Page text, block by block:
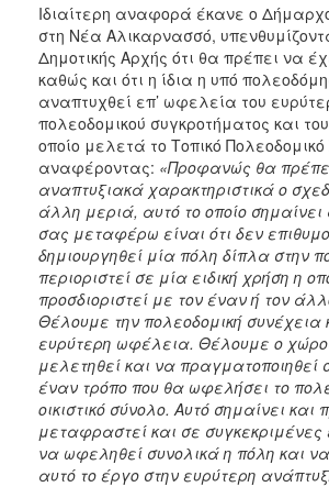
Ιδιαίτερη αναφορά έκανε ο
στη Νέα Αλικαρνασσό,
Δημοτικής Αρχής ότι θα πρέπει να
καθώς και ότι η ίδια η υπό
αναπτυχθεί επ’ ωφελεία του
πολεοδομικού συγκροτήματος και
οποίο μελετά το Τοπικό Πολεοδομικό
αναφέροντας: «Προφανώς θα
αναπτυξιακά χαρακτηριστικά ο
άλλη μεριά, αυτό το οποίο σημαίνει
σας μεταφέρω είναι ότι δεν
δημιουργηθεί μία πόλη δίπλα στην
περιοριστεί σε μία ειδική χρήση η
προσδιοριστεί με τον έναν ή τον
Θέλουμε την πολεοδομική συνέχεια
ευρύτερη ωφέλεια. Θέλουμε ο
μελετηθεί και να πραγματοποιηθεί
έναν τρόπο που θα ωφελήσει το
οικιστικό σύνολο. Αυτό σημαίνει
μεταφραστεί και σε συγκεκριμένες
να ωφεληθεί συνολικά η πόλη και
αυτό το έργο στην ευρύτερη